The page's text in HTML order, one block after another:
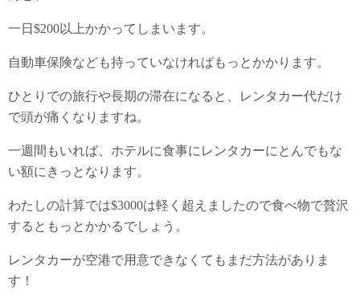
一日$200以上かかってしまいます。
自動車保険なども持っていなければもっとかかります。
ひとりでの旅行や長期の滞在になると、レンタカー代だけ
で頭が痛くなりますね。
一週間もいれば、ホテルに食事にレンタカーにとんでもな
い額にきっとなります。
わたしの計算では$3000は軽く超えましたので食べ物で贅沢
するともっとかかるでしょう。
レンタカーが空港で用意できなくてもまだ方法がありま
す！